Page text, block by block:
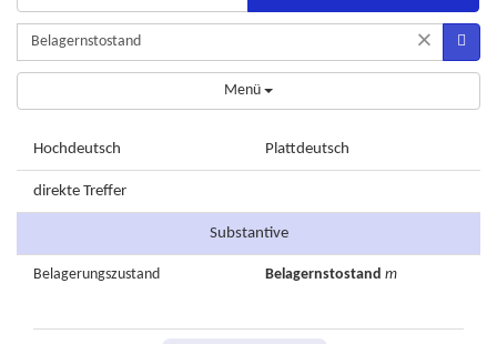
×
Menü
Hochdeutsch Plattdeutsch
direkte Treffer
Substantive
Belagerungszustand Belagernstostand m